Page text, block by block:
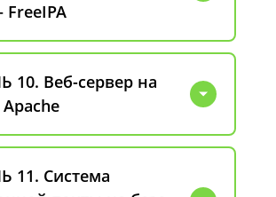
10. Веб-сервер на
11. Система